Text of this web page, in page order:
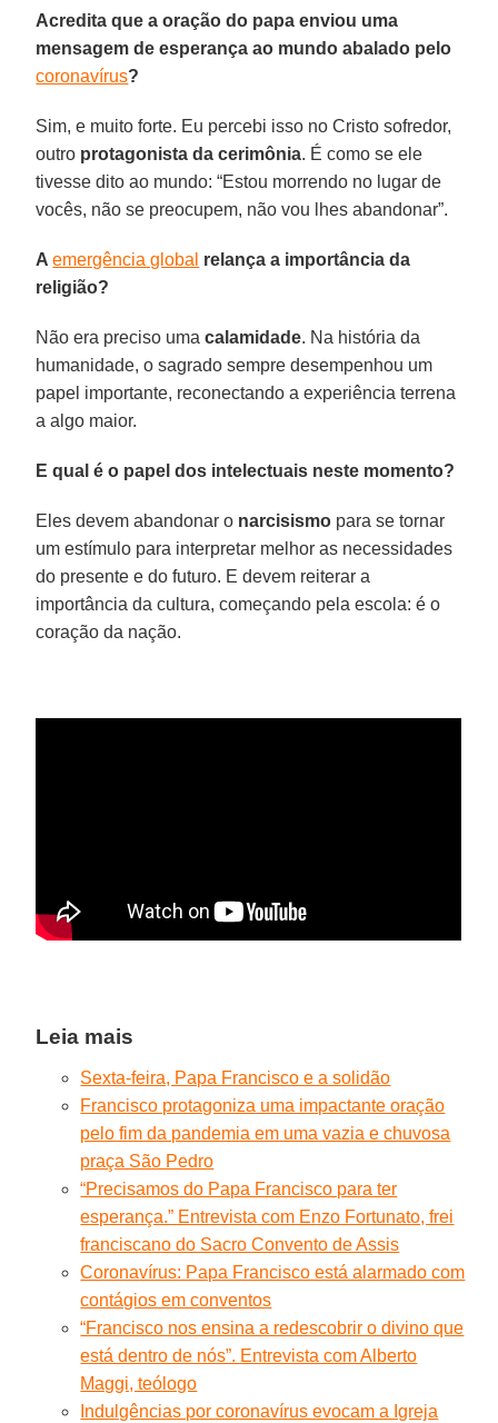
Acredita que a oração do papa enviou uma
mensagem de esperança ao mundo abalado pelo
coronavírus?
Sim, e muito forte. Eu percebi isso no Cristo sofredor,
outro protagonista da cerimônia. É como se ele
tivesse dito ao mundo: “Estou morrendo no lugar de
vocês, não se preocupem, não vou lhes abandonar”.
Aemergência global relança a importância da
religião?
Não era preciso umacalamidade. Na história da
humanidade, o sagrado sempre desempenhou um
papel importante, reconectando a experiência terrena
a algo maior.
E qual é o papel dos intelectuais neste momento?
Eles devem abandonar o narcisismo para se tornar
um estímulo para interpretar melhor as necessidades
do presente e do futuro. E devem reiterar a
importância da cultura, começando pela escola: é o
coração da nação.
Leia mais
Sexta-feira, Papa Francisco e a solidão
Francisco protagoniza uma impactante oração
pelo fim da pandemia em uma vazia e chuvosa
praça São Pedro
“Precisamos do Papa Francisco para ter
esperança.” Entrevista com Enzo Fortunato, frei
franciscano do Sacro Convento de Assis
Coronavírus: Papa Francisco está alarmado com
contágios em conventos
“Francisco nos ensina a redescobrir o divino que
está dentro de nós”. Entrevista com Alberto
Maggi, teólogo
Indulgências por coronavírus evocam a Igreja